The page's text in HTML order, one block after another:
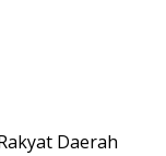
Daerah